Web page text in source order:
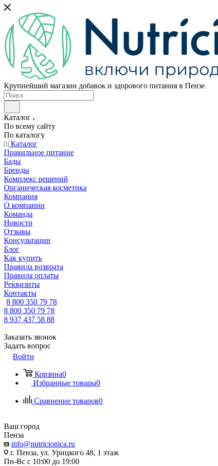
Крупнейший магазин добавок и здорового питания в Пензе
Каталог
По всему сайту
По каталогу
Каталог
Правильное питание
Бады
Бренды
Комплекс решений
Органическая косметика
Компания
О компании
Команда
Новости
Отзывы
Консультации
Блог
Как купить
Правила возврата
Правила оплаты
Реквизиты
Контакты
8 800 350 79 78
8 800 350 79 78
8 937 437 58 88
Заказать звонок
Задать вопрос
Войти
Корзина0
Избранные товары0
Сравнение товаров0
Ваш город
Пенза
info@nutricionica.ru
г. Пенза, ул. Урицкого 48, 1 этаж
Пн-Вс с 10:00 до 19:00